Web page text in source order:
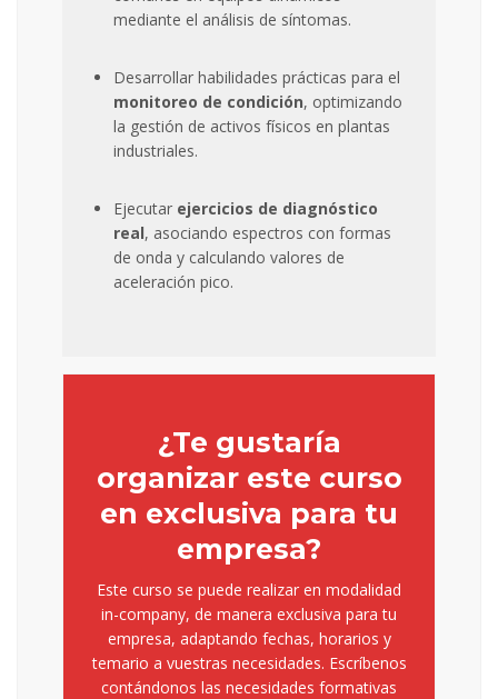
mediante el análisis de síntomas.
Desarrollar habilidades prácticas para el
monitoreo de condición, optimizando
la gestión de activos físicos en plantas
industriales.
Ejecutar ejercicios de diagnóstico
real, asociando espectros con formas
de onda y calculando valores de
aceleración pico.
¿Te gustaría
organizar este curso
en exclusiva para tu
empresa?
Este curso se puede realizar en modalidad
in-company, de manera exclusiva para tu
empresa, adaptando fechas, horarios y
temario a vuestras necesidades. Escríbenos
contándonos las necesidades formativas